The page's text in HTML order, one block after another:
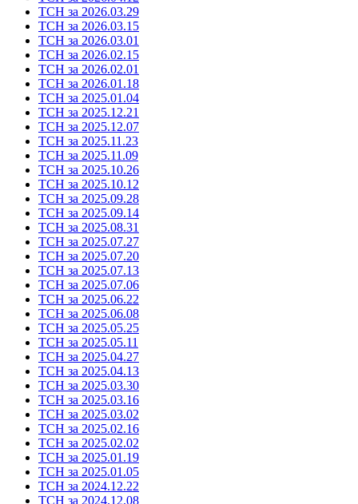
ТСН за 2026.03.29
ТСН за 2026.03.15
ТСН за 2026.03.01
ТСН за 2026.02.15
ТСН за 2026.02.01
ТСН за 2026.01.18
ТСН за 2025.01.04
ТСН за 2025.12.21
ТСН за 2025.12.07
ТСН за 2025.11.23
ТСН за 2025.11.09
ТСН за 2025.10.26
ТСН за 2025.10.12
ТСН за 2025.09.28
ТСН за 2025.09.14
ТСН за 2025.08.31
ТСН за 2025.07.27
ТСН за 2025.07.20
ТСН за 2025.07.13
ТСН за 2025.07.06
ТСН за 2025.06.22
ТСН за 2025.06.08
ТСН за 2025.05.25
ТСН за 2025.05.11
ТСН за 2025.04.27
ТСН за 2025.04.13
ТСН за 2025.03.30
ТСН за 2025.03.16
ТСН за 2025.03.02
ТСН за 2025.02.16
ТСН за 2025.02.02
ТСН за 2025.01.19
ТСН за 2025.01.05
ТСН за 2024.12.22
ТСН за 2024.12.08